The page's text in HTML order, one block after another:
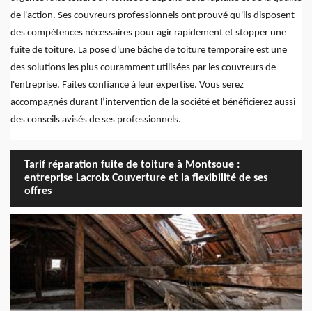
de l'action. Ses couvreurs professionnels ont prouvé qu'ils disposent
des compétences nécessaires pour agir rapidement et stopper une
fuite de toiture. La pose d'une bâche de toiture temporaire est une
des solutions les plus couramment utilisées par les couvreurs de
l'entreprise. Faites confiance à leur expertise. Vous serez
accompagnés durant l’intervention de la société et bénéficierez aussi
des conseils avisés de ses professionnels.
Tarif réparation fuite de toiture à Montsoue :
entreprise Lacroix Couverture et la flexibilité de ses
offres